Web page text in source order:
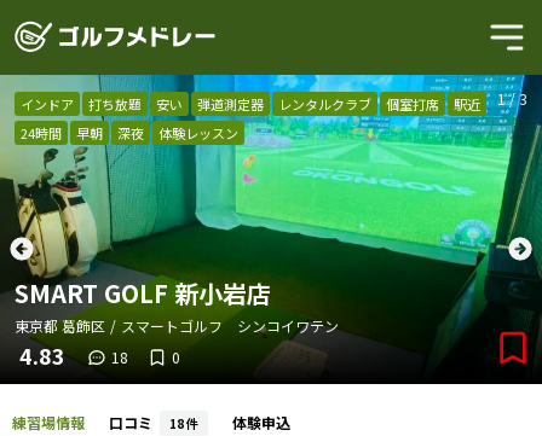
1/3
インドア 打ち放題 安い 弾道測定器 レンタルクラブ 個室打席
駅近
24時間
早朝 深夜 体験レッスン
SMART GOLF 新小岩店
東京都葛飾区 / スマートゴルフ シンコイワテン
4.83 18 0
練習場情報 口コミ 18件 体験申込